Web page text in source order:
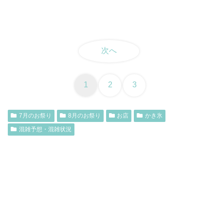
次へ
1 2 3
7月のお祭り 8月のお祭り お店
かき氷
混雑予想・混雑状況